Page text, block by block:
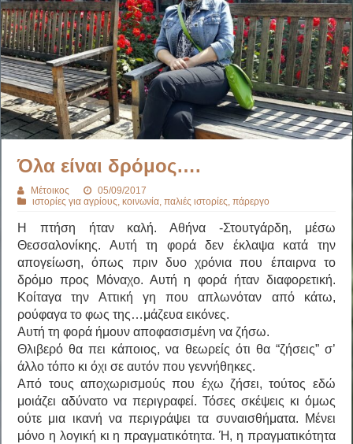
Όλα είναι δρόμος….
Μέτοικος
05/09/2017
ιστορίες για αγρίους,κοινωνία,παλιές ιστορίες,πάρεργο
Η πτήση ήταν καλή. Αθήνα -Στουτγάρδη, μέσω
Θεσσαλονίκης. Αυτή τη φορά δεν έκλαψα κατά την
απογείωση, όπως πριν δυο χρόνια που έπαιρνα το
δρόμο προς Μόναχο. Αυτή η φορά ήταν διαφορετική.
Κοίταγα την Αττική γη που απλωνόταν από κάτω,
ρούφαγα το φως της…μάζευα εικόνες.
Αυτή τη φορά ήμουν αποφασισμένη να ζήσω.
Θλιβερό θα πει κάποιος, να θεωρείς ότι θα “ζήσεις” σ’
άλλο τόπο κι όχι σε αυτόν που γεννήθηκες.
Από τους αποχωρισμούς που έχω ζήσει, τούτος εδώ
μοιάζει αδύνατο να περιγραφεί. Τόσες σκέψεις κι όμως
ούτε μια ικανή να περιγράψει τα συναισθήματα. Μένει
μόνο η λογική κι η πραγματικότητα. Ή, η πραγματικότητα